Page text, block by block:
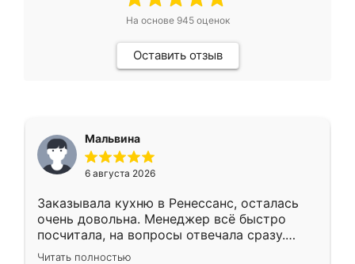
На основе 945оценок
Оставить отзыв
Мальвина
6 августа 2026
Заказывала кухню в Ренессанс, осталась
очень довольна. Менеджер всё быстро
посчитала, на вопросы отвечала сразу.
Замерщик приехал в субботу, подошёл к
Читать полностью